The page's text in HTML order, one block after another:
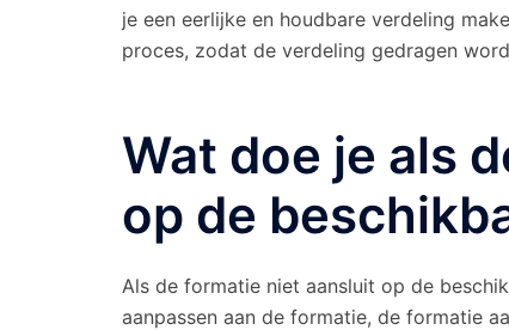
je een eerlijke en houdbare verdeling
proces, zodat de verdeling gedragen
Wat doe je als
op de
Als de formatie niet aansluit op de
aanpassen aan de formatie, de formatie